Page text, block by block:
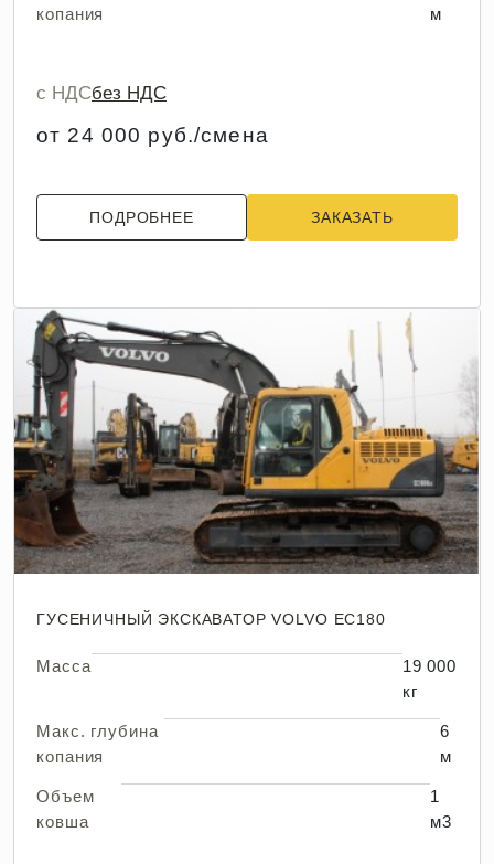
копания
м
с НДСбез НДС
от 24 000 руб./смена
ПОДРОБНЕЕ ЗАКАЗАТЬ
ГУСЕНИЧНЫЙ ЭКСКАВАТОР VOLVO EC180
Масса
19 000
кг
Макс. глубина
копания
6
м
Объем
ковша
1
м3